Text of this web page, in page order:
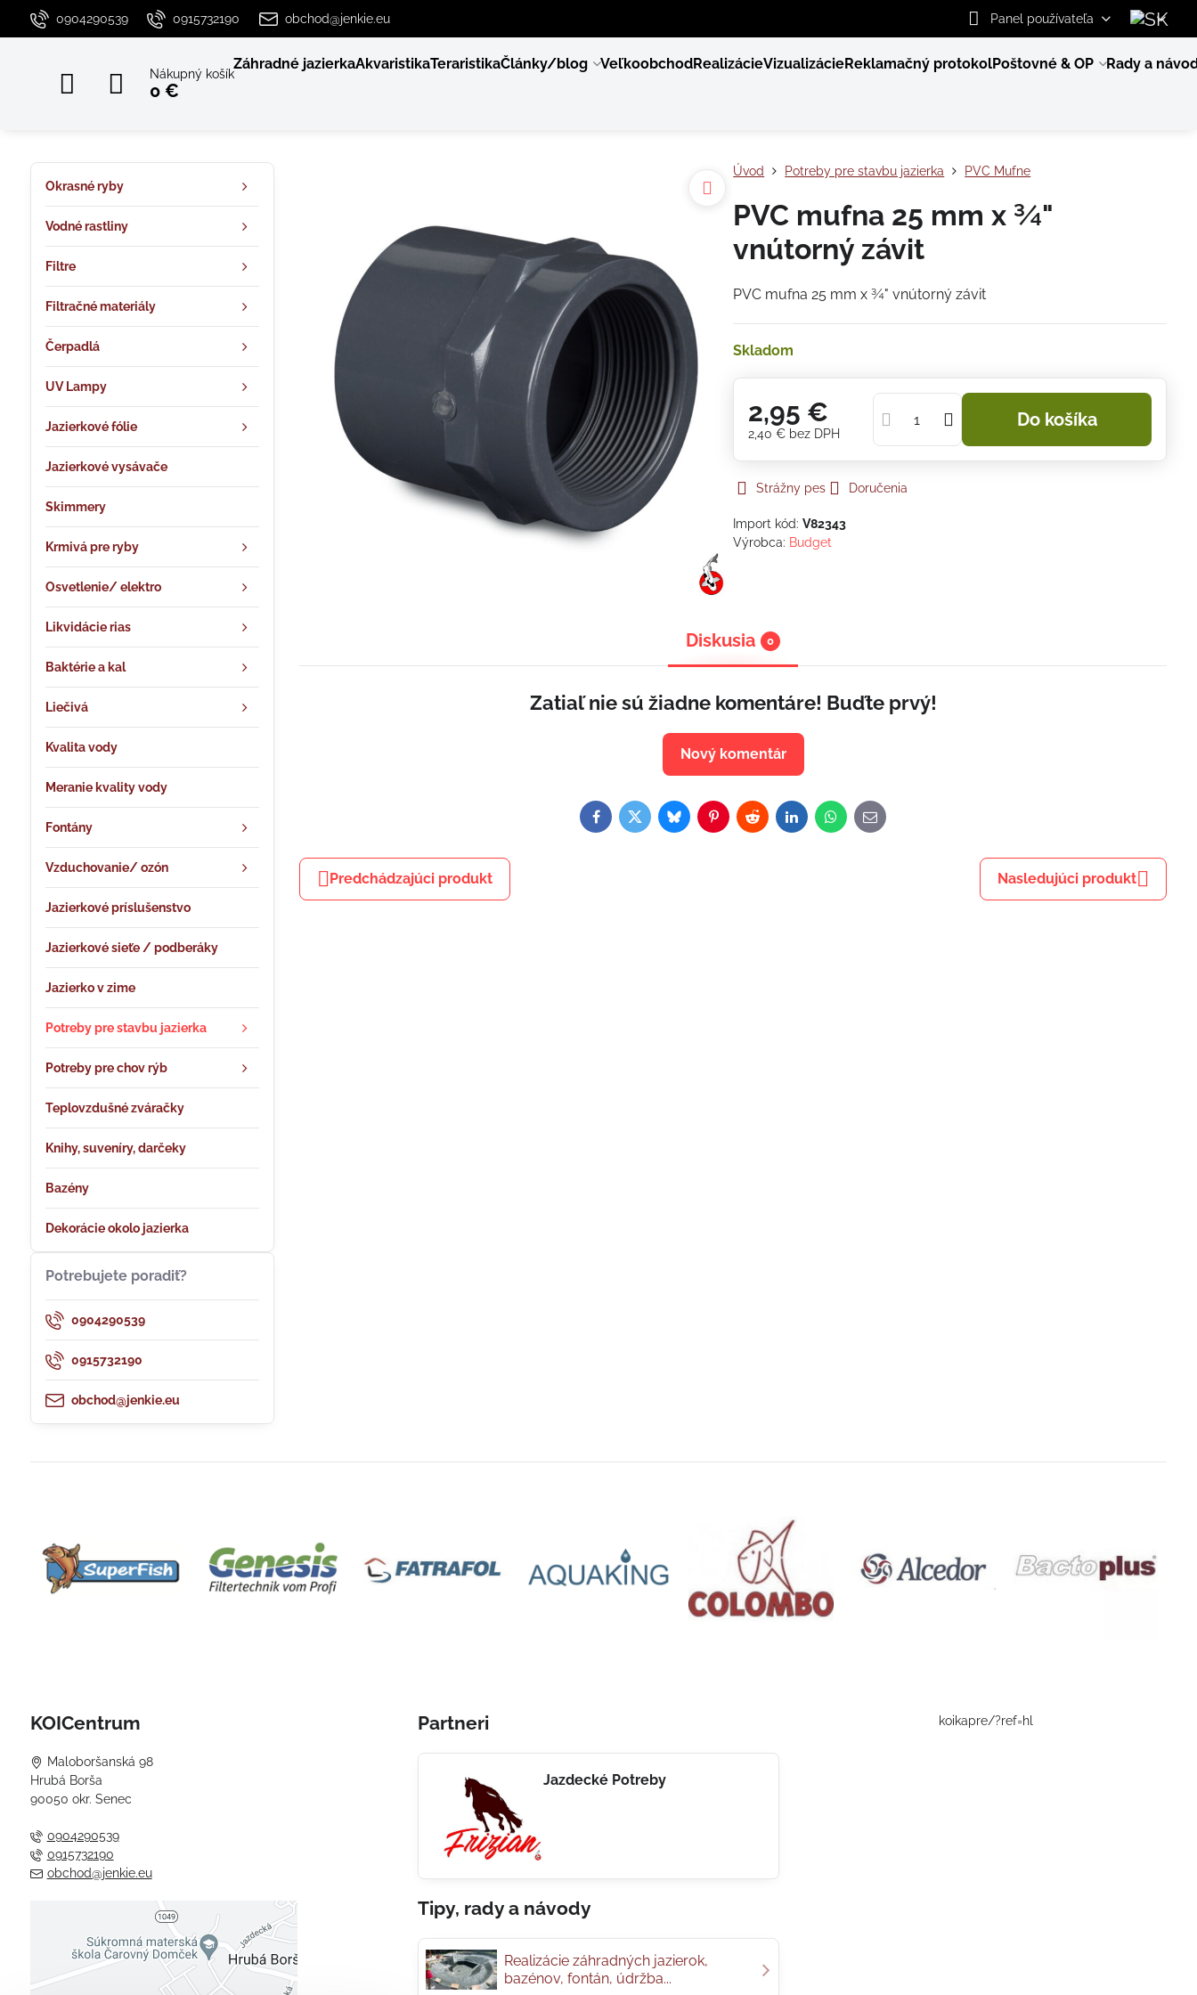
0904290539 0915732190 obchod@jenkie.eu Panel používateľa
Nákupný košík
0 €
Záhradné jazierkaAkvaristikaTeraristikaČlánky/blog VeľkoobchodRealizácieVizualizácieReklamačný protokolPoštovné & OP Rady a
Úvod Potreby pre stavbu jazierka PVC Mufne
PVC mufna 25 mm x ¾"
vnútorný závit
PVC mufna 25 mm x ¾" vnútorný závit
Skladom
2,95 €
2,40 € bez DPH
Do košíka
Strážny pes Doručenia
Import kód:V82343
Výrobca: Budget
Diskusia 0
Zatiaľ nie sú žiadne komentáre! Buďte prvý!
Nový komentár
Facebook
TwitterBlueskyPinterestRedditLinkedInWhatsApp
E-
mail
Predchádzajúci produkt Nasledujúci produkt
Okrasné ryby
Vodné rastliny
Filtre
Filtračné materiály
Čerpadlá
UV Lampy
Jazierkové fólie
Jazierkové vysávače
Skimmery
Krmivá pre ryby
Osvetlenie/ elektro
Likvidácie rias
Baktérie a kal
Liečivá
Kvalita vody
Meranie kvality vody
Fontány
Vzduchovanie/ ozón
Jazierkové príslušenstvo
Jazierkové sieťe / podberáky
Jazierko v zime
Potreby pre stavbu jazierka
Potreby pre chov rýb
Teplovzdušné zváračky
Knihy, suveníry, darčeky
Bazény
Dekorácie okolo jazierka
Potrebujete poradiť?
0904290539
0915732190
obchod@jenkie.eu
KOICentrum
Maloboršanská 98
Hrubá Borša
90050 okr. Senec
0904290539
0915732190
obchod@jenkie.eu
Externý obsah je blokovaný
Voľbami súkromia
Partneri
Jazdecké Potreby
Tipy, rady a návody
Realizácie záhradných jazierok,
bazénov, fontán, údržba...
koikapre/?ref=hl